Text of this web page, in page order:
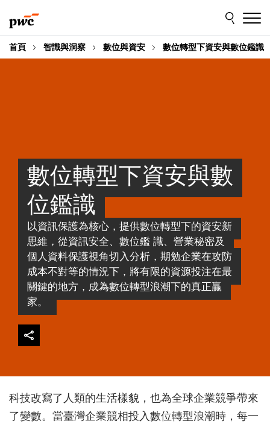
to
content
to
footer
首頁 智識與洞察 數位與資安 數位轉型下資安與數位鑑識
數位轉型下資安與數
位鑑識
以資訊保護為核心，提供數位轉型下的資安新
思維，從資訊安全、數位鑑 識、營業秘密及
個人資料保護視角切入分析，期勉企業在攻防
成本不對等的情況下，將有限的資源投注在最
關鍵的地方，成為數位轉型浪潮下的真正贏
家。
科技改寫了人類的生活樣貌，也為全球企業競爭帶來
了變數。當臺灣企業競相投入數位轉型浪潮時，每一